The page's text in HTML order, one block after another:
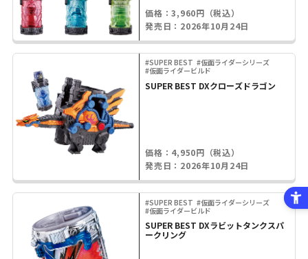
価格：3,960円（税込）
発売日：2026年10月24日
#SUPER BEST #仮面ライダーシリーズ
#仮面ライダービルド
SUPER BEST DXクローズドラゴン
価格：4,950円（税込）
発売日：2026年10月24日
#SUPER BEST #仮面ライダーシリーズ
#仮面ライダービルド
SUPER BEST DXラビットタンクスパ
ークリング